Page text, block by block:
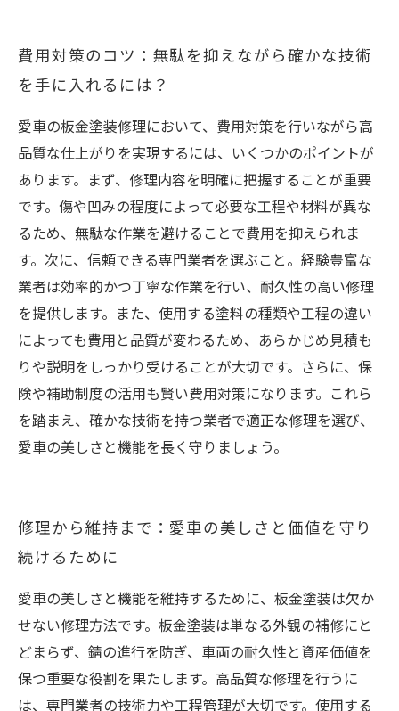
費用対策のコツ：無駄を抑えながら確かな技術
を手に入れるには？
愛車の板金塗装修理において、費用対策を行いながら高
品質な仕上がりを実現するには、いくつかのポイントが
あります。まず、修理内容を明確に把握することが重要
です。傷や凹みの程度によって必要な工程や材料が異な
るため、無駄な作業を避けることで費用を抑えられま
す。次に、信頼できる専門業者を選ぶこと。経験豊富な
業者は効率的かつ丁寧な作業を行い、耐久性の高い修理
を提供します。また、使用する塗料の種類や工程の違い
によっても費用と品質が変わるため、あらかじめ見積も
りや説明をしっかり受けることが大切です。さらに、保
険や補助制度の活用も賢い費用対策になります。これら
を踏まえ、確かな技術を持つ業者で適正な修理を選び、
愛車の美しさと機能を長く守りましょう。
修理から維持まで：愛車の美しさと価値を守り
続けるために
愛車の美しさと機能を維持するために、板金塗装は欠か
せない修理方法です。板金塗装は単なる外観の補修にと
どまらず、錆の進行を防ぎ、車両の耐久性と資産価値を
保つ重要な役割を果たします。高品質な修理を行うに
は、専門業者の技術力や工程管理が大切です。使用する